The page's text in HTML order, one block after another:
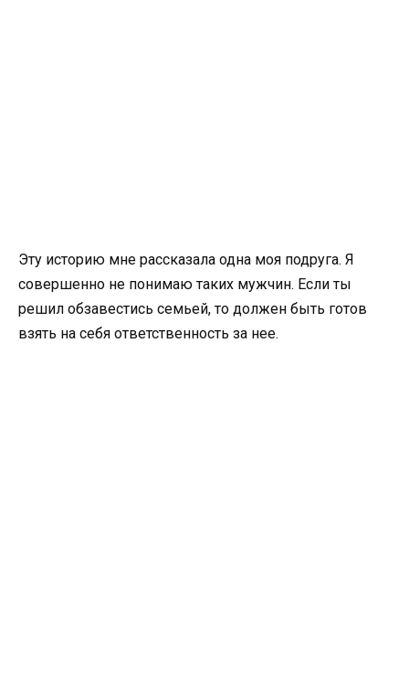
Эту историю мне рассказала одна моя подруга. Я
совершенно не понимаю таких мужчин. Если ты
решил обзавестись семьей, то должен быть готов
взять на себя ответственность за нее.